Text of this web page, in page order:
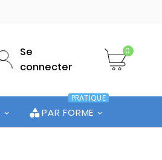
Se
connecter
0
PAR FORME
PRATIQUE